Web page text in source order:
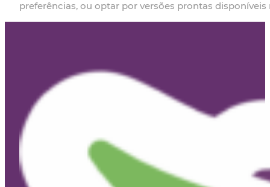
preferências, ou optar por versões prontas disponíveis